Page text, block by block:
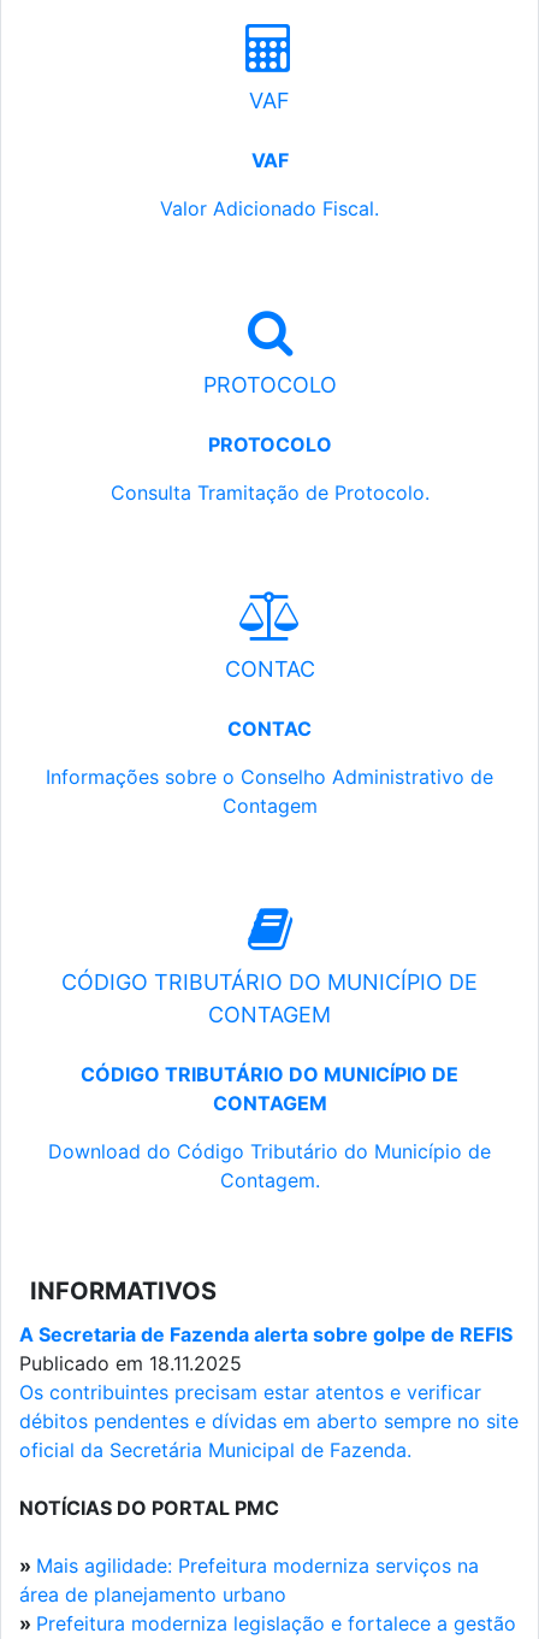
VAF
VAF
Valor Adicionado Fiscal.
PROTOCOLO
PROTOCOLO
Consulta Tramitação de Protocolo.
CONTAC
CONTAC
Informações sobre o Conselho Administrativo de
Contagem
CÓDIGO TRIBUTÁRIO DO MUNICÍPIO DE
CONTAGEM
CÓDIGO TRIBUTÁRIO DO MUNICÍPIO DE
CONTAGEM
Download do Código Tributário do Município de
Contagem.
INFORMATIVOS
A Secretaria de Fazenda alerta sobre golpe de REFIS
Publicado em 18.11.2025
Os contribuintes precisam estar atentos e verificar
débitos pendentes e dívidas em aberto sempre no site
oficial da Secretária Municipal de Fazenda.
NOTÍCIAS DO PORTAL PMC
» Mais agilidade: Prefeitura moderniza serviços na
área de planejamento urbano
» Prefeitura moderniza legislação e fortalece a gestão